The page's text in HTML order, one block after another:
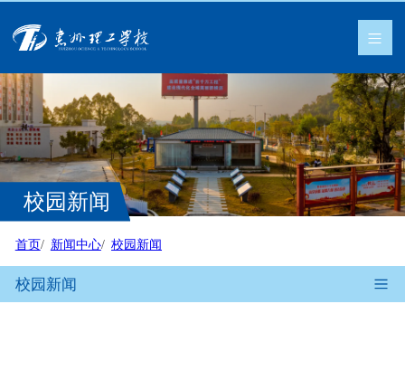
校园新闻
首页 新闻中心 校园新闻
校园新闻